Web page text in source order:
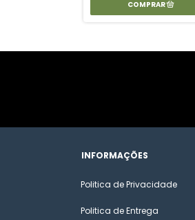
INFORMAÇÕES
Politica de Privacidade
Politica de Entrega